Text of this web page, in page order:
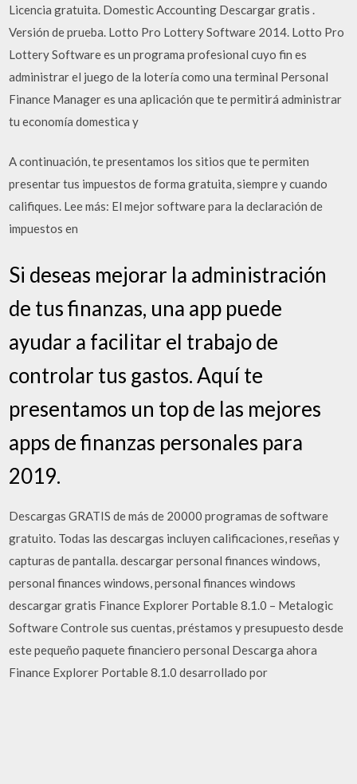
Licencia gratuita. Domestic Accounting Descargar gratis .
Versión de prueba. Lotto Pro Lottery Software 2014. Lotto Pro
Lottery Software es un programa profesional cuyo fin es
administrar el juego de la lotería como una terminal Personal
Finance Manager es una aplicación que te permitirá administrar
tu economía domestica y
A continuación, te presentamos los sitios que te permiten
presentar tus impuestos de forma gratuita, siempre y cuando
califiques. Lee más: El mejor software para la declaración de
impuestos en
Si deseas mejorar la administración
de tus finanzas, una app puede
ayudar a facilitar el trabajo de
controlar tus gastos. Aquí te
presentamos un top de las mejores
apps de finanzas personales para
2019.
Descargas GRATIS de más de 20000 programas de software
gratuito. Todas las descargas incluyen calificaciones, reseñas y
capturas de pantalla. descargar personal finances windows,
personal finances windows, personal finances windows
descargar gratis Finance Explorer Portable 8.1.0 – Metalogic
Software Controle sus cuentas, préstamos y presupuesto desde
este pequeño paquete financiero personal Descarga ahora
Finance Explorer Portable 8.1.0 desarrollado por